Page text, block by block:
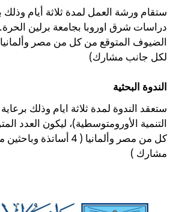
ستقام ورشة العمل لمدة ثلاثة أيام وذلك
دراسات شرق اوروبا بجامعة برلين
لكل جانب مشارك)
الندوة البحثية
ستعقد الندوة لمدة ثلاثة ايام وذلك
التنمية الأورومتوسطية)، ليكون العدد
كل من مصر وألمانيا ( 4
مشارك )